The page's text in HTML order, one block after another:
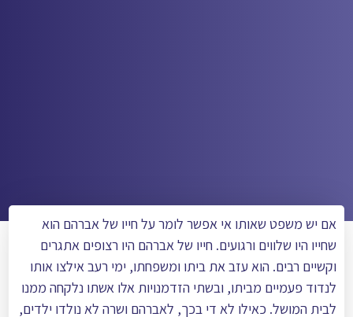
אם יש משפט שאותו אי אפשר לומר על חייו של אברהם הוא
שחייו היו שלווים ורגועים. חייו של אברהם היו רצופים אתגרים
וקשיים רבים. הוא עזב את ביתו ומשפחתו, ימי רעב אילצו אותו
לנדוד פעמיים מביתו, ובשתי הזדמנויות אלו אשתו נלקחה ממנו
לבית המושל. כאילו לא די בכך, לאברהם ושרה לא נולדו ילדים,